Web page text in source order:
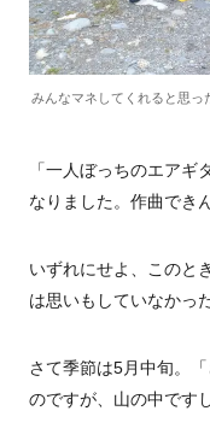
みんなマネしてくれると思っ
「一人ぼっちのエアギ
なりました。作曲でき
いずれにせよ、このと
は思いもしていなかっ
さて季節は5月中旬。
のですが、山の中です